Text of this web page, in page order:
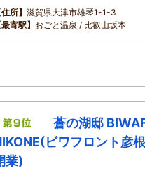
所】 滋賀県大津市雄琴1-1-3
寄駅】 おごと温泉 / 比叡山坂本
蒼の湖邸
ビワフロント彦
業)